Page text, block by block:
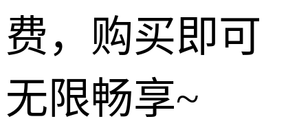
费，购买即可
无限畅享~